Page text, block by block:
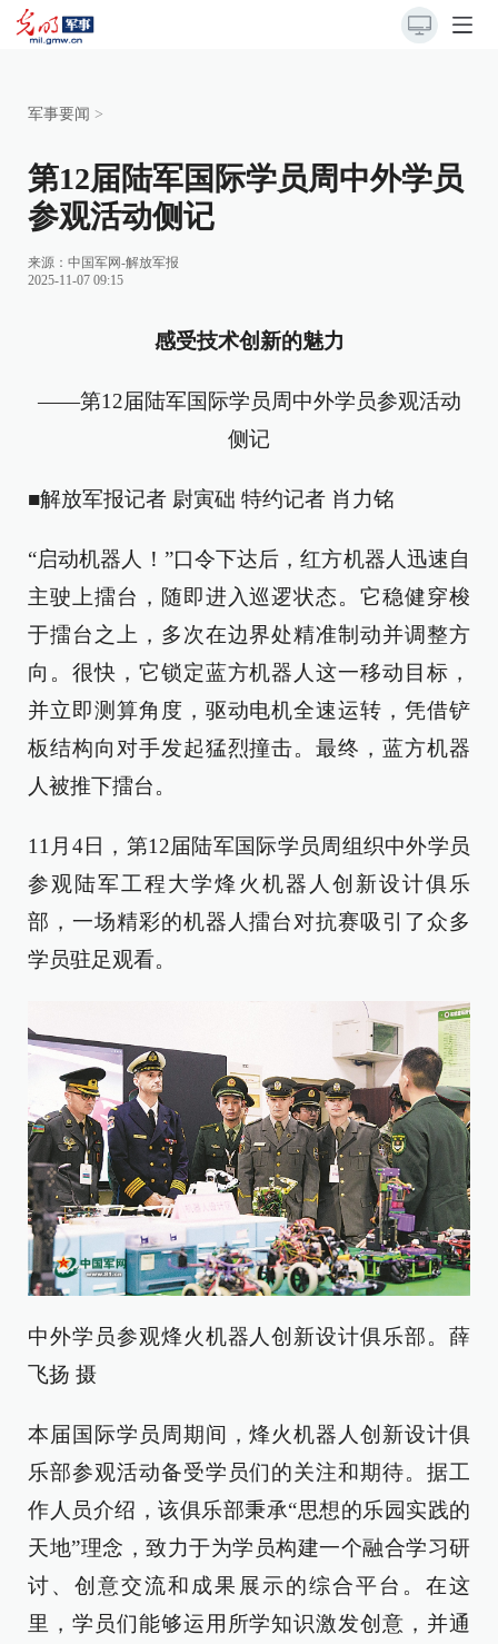
军事要闻 >
第12届陆军国际学员周中外学员
参观活动侧记
来源： 中国军网-解放军报
2025-11-07 09:15
感受技术创新的魅力
——第12届陆军国际学员周中外学员参观活动
侧记
■解放军报记者 尉寅础 特约记者 肖力铭
“启动机器人！”口令下达后，红方机器人迅速自
主驶上擂台，随即进入巡逻状态。它稳健穿梭
于擂台之上，多次在边界处精准制动并调整方
向。很快，它锁定蓝方机器人这一移动目标，
并立即测算角度，驱动电机全速运转，凭借铲
板结构向对手发起猛烈撞击。最终，蓝方机器
人被推下擂台。
11月4日，第12届陆军国际学员周组织中外学员
参观陆军工程大学烽火机器人创新设计俱乐
部，一场精彩的机器人擂台对抗赛吸引了众多
学员驻足观看。
中外学员参观烽火机器人创新设计俱乐部。薛
飞扬 摄
本届国际学员周期间，烽火机器人创新设计俱
乐部参观活动备受学员们的关注和期待。据工
作人员介绍，该俱乐部秉承“思想的乐园实践的
天地”理念，致力于为学员构建一个融合学习研
讨、创意交流和成果展示的综合平台。在这
里，学员们能够运用所学知识激发创意，并通